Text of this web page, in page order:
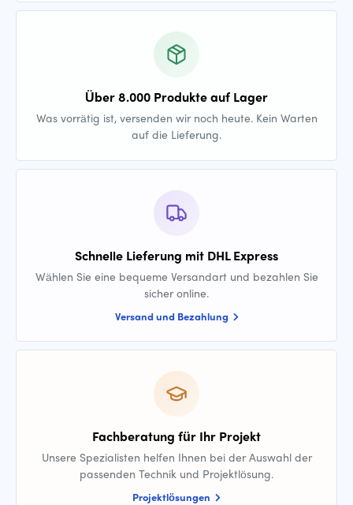
Über 8.000 Produkte auf Lager
Was vorrätig ist, versenden wir noch heute. Kein Warten
auf die Lieferung.
Schnelle Lieferung mit DHL Express
Wählen Sie eine bequeme Versandart und bezahlen Sie
sicher online.
Versand und Bezahlung
Fachberatung für Ihr Projekt
Unsere Spezialisten helfen Ihnen bei der Auswahl der
passenden Technik und Projektlösung.
Projektlösungen